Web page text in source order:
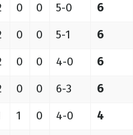
0 0 5-0
6
0 0 5-1
6
0 0 4-0
6
0 0 6-3
6
1 0 4-0
4